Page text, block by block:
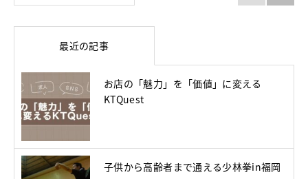
最近の記事
お店の「魅力」を「価値」に変える
KTQuest
子供から高齢者まで通える少林拳in福岡